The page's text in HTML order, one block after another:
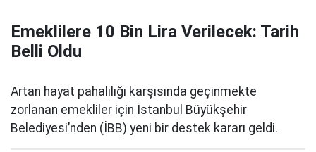
Emeklilere 10 Bin Lira Verilecek: Tarih
Belli Oldu
Artan hayat pahalılığı karşısında geçinmekte
zorlanan emekliler için İstanbul Büyükşehir
Belediyesi’nden (İBB) yeni bir destek kararı geldi.